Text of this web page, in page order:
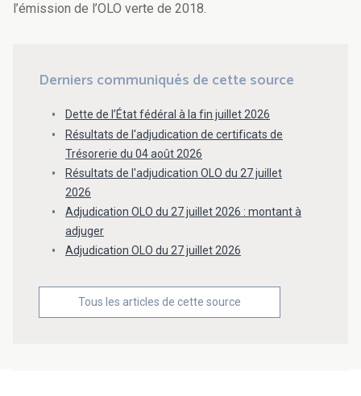
l’émission de l’OLO verte de 2018.
Derniers communiqués de cette source
Dette de l’État fédéral à la fin juillet 2026
Résultats de l'adjudication de certificats de
Trésorerie du 04 août 2026
Résultats de l'adjudication OLO du 27 juillet
2026
Adjudication OLO du 27 juillet 2026 : montant à
adjuger
Adjudication OLO du 27 juillet 2026
Tous les articles de cette source